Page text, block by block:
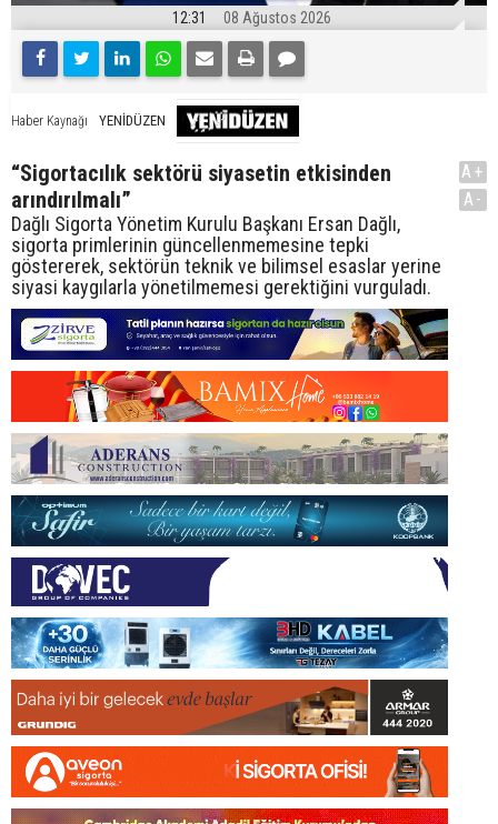
12:31 08 Ağustos 2026
Haber Kaynağı YENİDÜZEN
“Sigortacılık sektörü siyasetin etkisinden
arındırılmalı”
Dağlı Sigorta Yönetim Kurulu Başkanı Ersan Dağlı,
sigorta primlerinin güncellenmemesine tepki
göstererek, sektörün teknik ve bilimsel esaslar yerine
siyasi kaygılarla yönetilmemesi gerektiğini vurguladı.
A+
A-